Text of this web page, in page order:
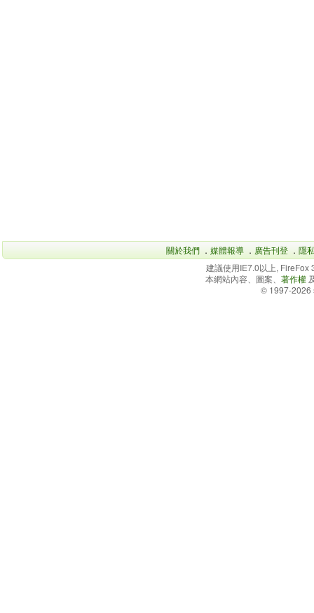
關於我們 ． 媒體報導 ． 廣告刊登 ． 隱
建議使用IE7.0以上,
本網站內容、圖案、 著作權
© 1997-2026